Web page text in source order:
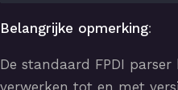
Belangrijke opmerking:
De standaard FPDI parser